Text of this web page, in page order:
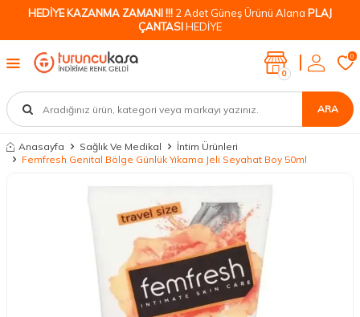
HEDİYE KAZANMA ZAMANI !!! 2 Adet Güneş Ürünü Alana PLAJ
ÇANTASIHEDİYE
ARA
0
0
Anasayfa Sağlık Ve Medikal
İntim Ürünleri
Femfresh Genital Bölge Günlük Yıkama Jeli Seyahat Boy 50ml